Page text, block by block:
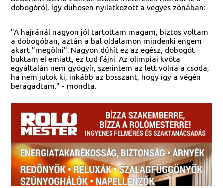
dobogóról, így dühösen nyilatkozott a vegyes zónában:
"A hajránál nagyon jól tartottam magam, biztos voltam
a dobogóban, aztán a bal oldalamon mindenki engem
akart "megölni". Nagyon dühít ez az egész, dobogót
buktam el emiatt, ez tud fájni. Az olimpiai kvóta
egyáltalán nem gyógyír, szerintem az lett volna a csoda,
ha nem jutok ki, inkább az bosszant, hogy így a végén
beragadtam." - mondta.